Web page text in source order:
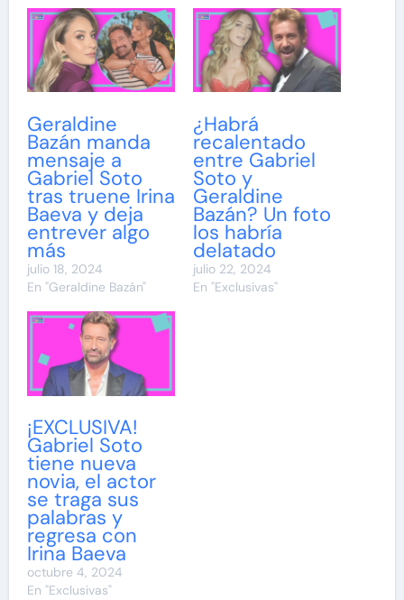
Geraldine
Bazán manda
mensaje a
Gabriel Soto
tras truene Irina
Baeva y deja
entrever algo
más
julio 18, 2024
En "Geraldine Bazán"
¿Habrá
recalentado
entre Gabriel
Soto y
Geraldine
Bazán? Un foto
los habría
delatado
julio 22, 2024
En "Exclusivas"
¡EXCLUSIVA!
Gabriel Soto
tiene nueva
novia, el actor
se traga sus
palabras y
regresa con
Irina Baeva
octubre 4, 2024
En "Exclusivas"